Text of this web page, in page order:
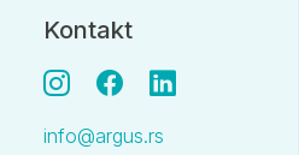
Kontakt
info@argus.rs